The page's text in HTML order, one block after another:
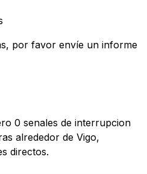
por favor envíe un informe
0 senales de interrupcion
alrededor de Vigo,
directos.